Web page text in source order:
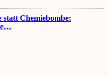
statt Chemiebombe: